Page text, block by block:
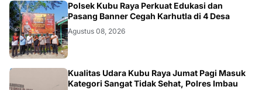
KALBAR
Polsek Kubu Raya Perkuat Edukasi dan
Pasang Banner Cegah Karhutla di 4 Desa
Agustus 08, 2026
KALBAR
Kualitas Udara Kubu Raya Jumat Pagi Masuk
Kategori Sangat Tidak Sehat, Polres Imbau